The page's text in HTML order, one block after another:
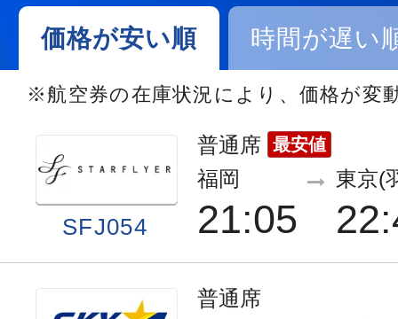
価格が安い順 時間が遅い
※航空券の在庫状況により、価格が変
SFJ054
普通席 最安値
福岡
21:05
東京(
普通席